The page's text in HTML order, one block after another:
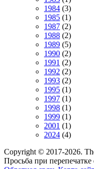
1984 (3)
1985 (1)
1987 (2)
1988 (2)
1989 (5)
1990 (2)
1991 (2)
1992 (2)
1993 (2)
1995 (1)
1997 (1)
1998 (1)
1999 (1)
2001 (1)
2024 (4)
Copyright © 2017-2026.
Просьба при